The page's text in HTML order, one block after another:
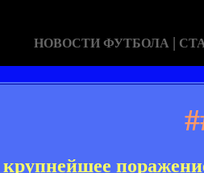
НОВОСТИ ФУТБОЛА |
крупнейшее